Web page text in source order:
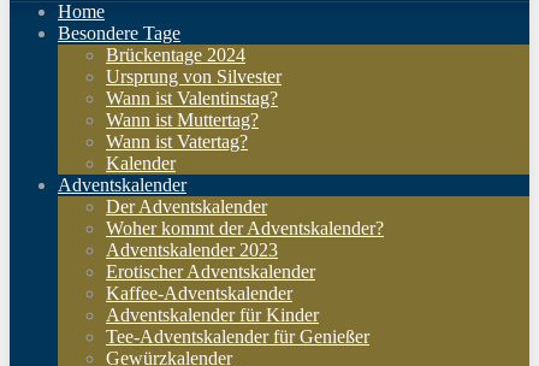
Home
Besondere Tage
Brückentage 2024
Ursprung von Silvester
Wann ist Valentinstag?
Wann ist Muttertag?
Wann ist Vatertag?
Kalender
Adventskalender
Der Adventskalender
Woher kommt der Adventskalender?
Adventskalender 2023
Erotischer Adventskalender
Kaffee-Adventskalender
Adventskalender für Kinder
Tee-Adventskalender für Genießer
Gewürzkalender